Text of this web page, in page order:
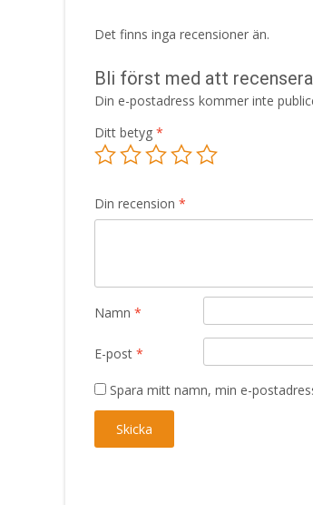
Det finns inga recensioner än.
Bli först med att
Din e-postadress kommer inte
Ditt betyg *
Din recension *
Namn *
E-post *
Spara mitt namn, min e-